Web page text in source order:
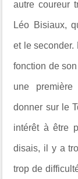
autre coureur
Léo Bisiaux,
et le seconder.
fonction de
une
donner sur le
intérêt à être
disais, il y a
trop de